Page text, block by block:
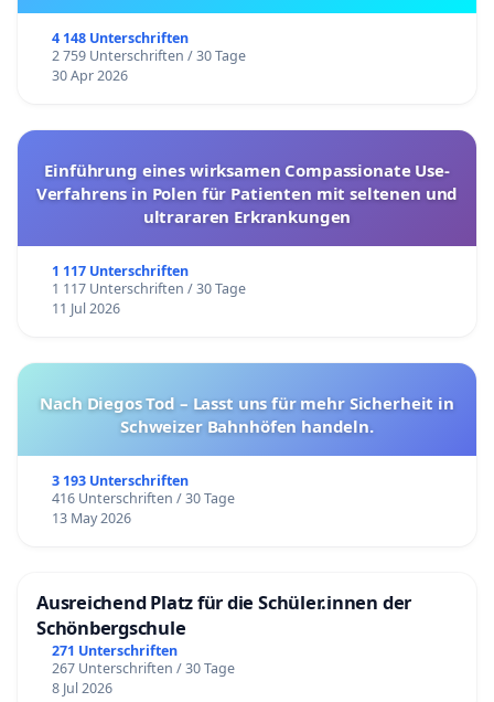
4 148 Unterschriften
2 759 Unterschriften / 30 Tage
30 Apr 2026
Einführung eines wirksamen Compassionate Use-
Verfahrens in Polen für Patienten mit seltenen und
ultrararen Erkrankungen
1 117 Unterschriften
1 117 Unterschriften / 30 Tage
11 Jul 2026
Nach Diegos Tod – Lasst uns für mehr Sicherheit in
Schweizer Bahnhöfen handeln.
3 193 Unterschriften
416 Unterschriften / 30 Tage
13 May 2026
Ausreichend Platz für die Schüler.innen der
Schönbergschule
271 Unterschriften
267 Unterschriften / 30 Tage
8 Jul 2026